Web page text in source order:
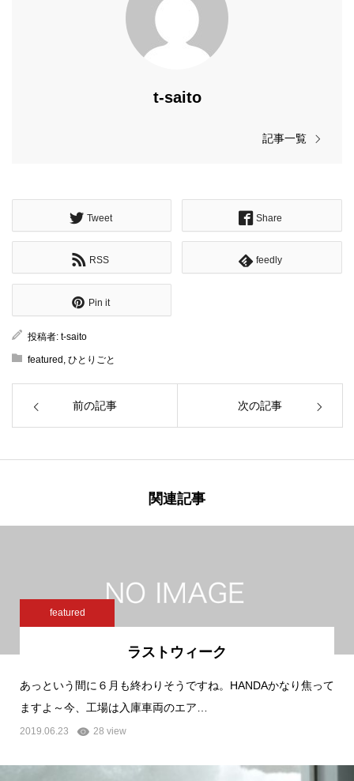
t-saito
記事一覧
Tweet Share
RSS feedly
Pin it
投稿者: t-saito
featured ひとりごと
前の記事 次の記事
関連記事
featured
ラストウィーク
あっという間に６月も終わりそうですね。HANDAかなり焦って
ますよ～今、工場は入庫車両のエア…
2019.06.23 28 view